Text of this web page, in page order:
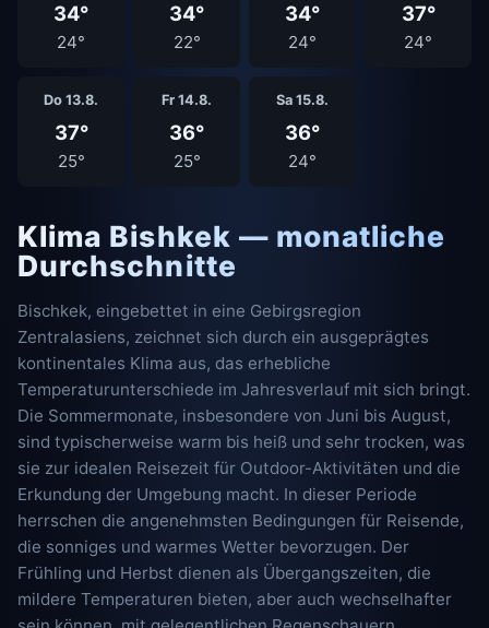
34°
24°
34°
22°
34°
24°
37°
24°
Do 13.8.
37°
25°
Fr 14.8.
36°
25°
Sa 15.8.
36°
24°
Klima Bishkek — monatliche
Durchschnitte
Bischkek, eingebettet in eine Gebirgsregion
Zentralasiens, zeichnet sich durch ein ausgeprägtes
kontinentales Klima aus, das erhebliche
Temperaturunterschiede im Jahresverlauf mit sich bringt.
Die Sommermonate, insbesondere von Juni bis August,
sind typischerweise warm bis heiß und sehr trocken, was
sie zur idealen Reisezeit für Outdoor-Aktivitäten und die
Erkundung der Umgebung macht. In dieser Periode
herrschen die angenehmsten Bedingungen für Reisende,
die sonniges und warmes Wetter bevorzugen. Der
Frühling und Herbst dienen als Übergangszeiten, die
mildere Temperaturen bieten, aber auch wechselhafter